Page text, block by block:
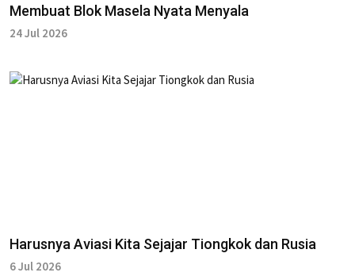
Membuat Blok Masela Nyata Menyala
24 Jul 2026
Harusnya Aviasi Kita Sejajar Tiongkok dan Rusia
6 Jul 2026